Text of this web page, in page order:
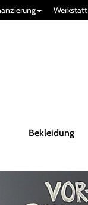
Werkstatt
Bekleidung